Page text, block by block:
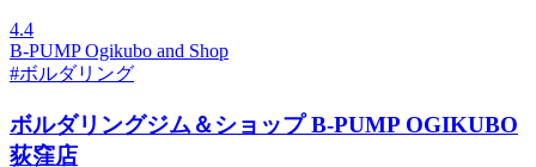
4.4
B-PUMP Ogikubo and Shop
#ボルダリング
ボルダリングジム＆ショップ B-PUMP OGIKUBO
荻窪店